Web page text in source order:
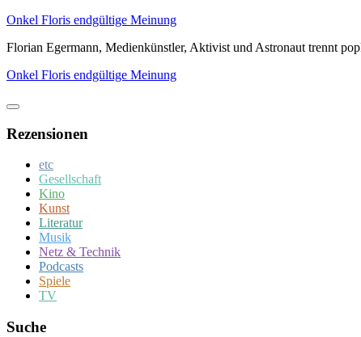
Zum
springen
Onkel Floris endgültige Meinung
Florian Egermann, Medienkünstler, Aktivist und Astronaut trennt
Onkel Floris endgültige Meinung
Rezensionen
etc
Gesellschaft
Kino
Kunst
Literatur
Musik
Netz & Technik
Podcasts
Spiele
TV
Suche